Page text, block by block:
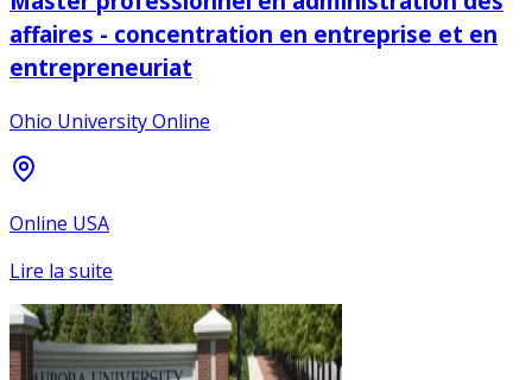
affaires - concentration en entreprise et en
entrepreneuriat
Ohio University Online
Online USA
Lire la suite